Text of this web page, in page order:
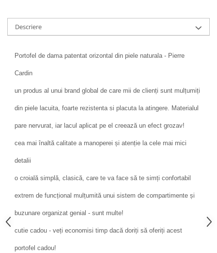
Descriere
Portofel de dama patentat orizontal din piele naturala - Pierre
Cardin
un produs al unui brand global de care mii de clienți sunt mulțumiți
din piele lacuita, foarte rezistenta si placuta la atingere. Materialul
pare nervurat, iar lacul aplicat pe el creează un efect grozav!
cea mai înaltă calitate a manoperei și atenție la cele mai mici
detalii
o croială simplă, clasică, care te va face să te simți confortabil
extrem de funcțional mulțumită unui sistem de compartimente și
buzunare organizat genial - sunt multe!
cutie cadou - veți economisi timp dacă doriți să oferiți acest
portofel cadou!